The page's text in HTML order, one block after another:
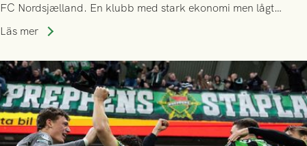
FC Nordsjælland. En klubb med stark ekonomi men lågt
publiksnitt, ett lag med både kollektiv styrka och individuell
Läs mer